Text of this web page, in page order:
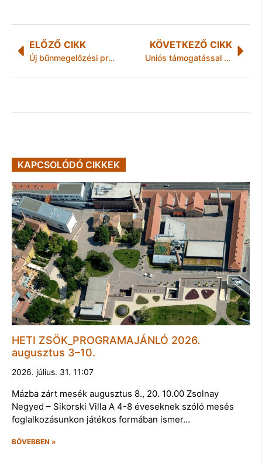
ELŐZŐ CIKK
Új bűnmegelőzési program készült
KÖVETKEZŐ CIKK
Uniós támogatással bővítik a tiszaújvárosi rendelő intézetet
KAPCSOLÓDÓ CIKKEK
HETI ZSÖK_PROGRAMAJÁNLÓ 2026.
augusztus 3–10.
2026. július. 31. 11:07
Mázba zárt mesék augusztus 8., 20. 10.00 Zsolnay
Negyed – Sikorski Villa A 4-8 éveseknek szóló mesés
foglalkozásunkon játékos formában ismer…
BŐVEBBEN »